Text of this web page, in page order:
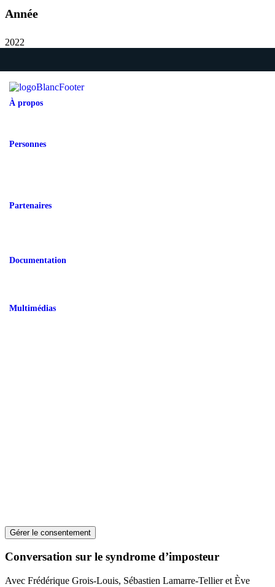
Année
2022
À propos
Personnes
Partenaires
Documentation
Multimédias
Gérer le consentement
Conversation sur le syndrome d’imposteur
Avec Frédérique Grois-Louis, Sébastien Lamarre-Tellier et Ève